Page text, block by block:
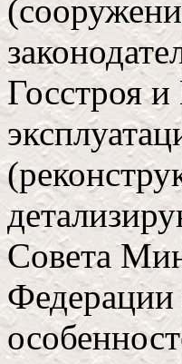
Госстроя
Совета
Федерации